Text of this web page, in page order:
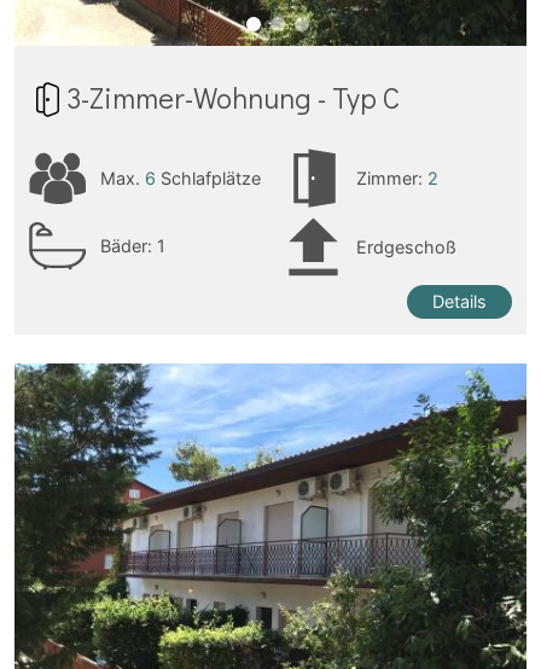
3-Zimmer-Wohnung - Typ C
Max. 6 Schlafplätze Zimmer: 2
Bäder: 1 Erdgeschoß
Details